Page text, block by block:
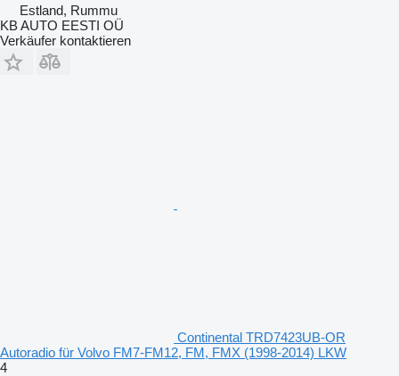
Estland, Rummu
KB AUTO EESTI OÜ
Verkäufer kontaktieren
Continental TRD7423UB-OR
Autoradio für Volvo FM7-FM12, FM, FMX (1998-2014) LKW
4